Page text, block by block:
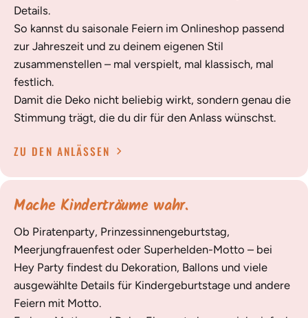
Details.
So kannst du saisonale Feiern im Onlineshop passend
zur Jahreszeit und zu deinem eigenen Stil
zusammenstellen – mal verspielt, mal klassisch, mal
festlich.
Damit die Deko nicht beliebig wirkt, sondern genau die
Stimmung trägt, die du dir für den Anlass wünschst.
ZU DEN ANLÄSSEN
Mache Kinderträume wahr.
Ob Piratenparty, Prinzessinnengeburtstag,
Meerjungfrauenfest oder Superhelden-Motto – bei
Hey Party findest du Dekoration, Ballons und viele
ausgewählte Details für Kindergeburtstage und andere
Feiern mit Motto.